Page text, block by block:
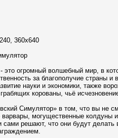
360x640
огромный волшебный мир, в
за благополучие
науки и экономики, также
корованы, чьё
Симулятор» в том, что вы не
могущественные
сами решают, что они будут